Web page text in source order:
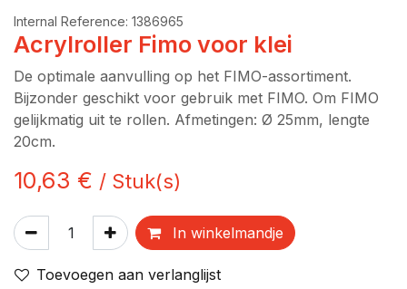
Internal Reference: 1386965
Acrylroller Fimo voor klei
De optimale aanvulling op het FIMO-assortiment.
Bijzonder geschikt voor gebruik met FIMO. Om FIMO
gelijkmatig uit te rollen. Afmetingen: Ø 25mm, lengte
20cm.
10,63 € / Stuk(s)
In winkelmandje
Toevoegen aan verlanglijst